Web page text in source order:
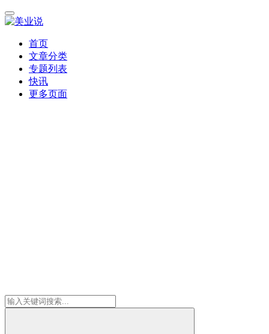
首页
文章分类
专题列表
快讯
更多页面